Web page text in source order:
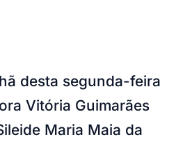
desta segunda-feira
Vitória Guimarães
Maria Maia da